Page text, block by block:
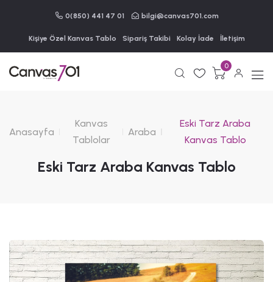
0(850) 441 47 01 bilgi@canvas701.com
Kişiye Özel Kanvas Tablo Sipariş Takibi Kolay İade İletişim
0
Anasayfa
Kanvas
Tablolar
Araba
Eski Tarz Araba
Kanvas Tablo
Eski Tarz Araba Kanvas Tablo